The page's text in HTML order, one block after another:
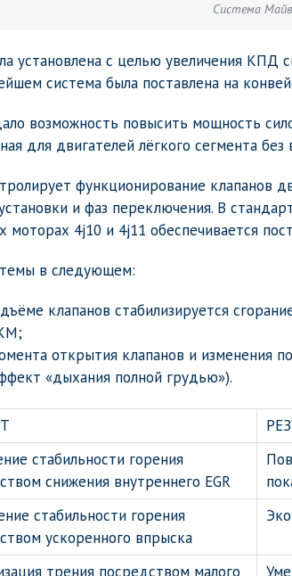
Система
установлена с целью увеличения КПД
система была поставлена на
возможность повысить мощность
для двигателей лёгкого сегмента без
функционирование клапанов
и фаз переключения. В
моторах 4j10 и 4j11 обеспечивается
в следующем:
клапанов стабилизируется
открытия клапанов и изменения
«дыхания полной грудью»).
стабильности горения
снижения внутреннего EGR
стабильности горения
ускоренного впрыска
трения посредством малого